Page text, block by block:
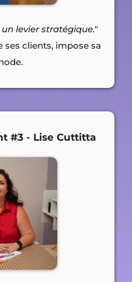
levier stratégique."
ses clients, impose sa
#3 - Lise Cuttitta